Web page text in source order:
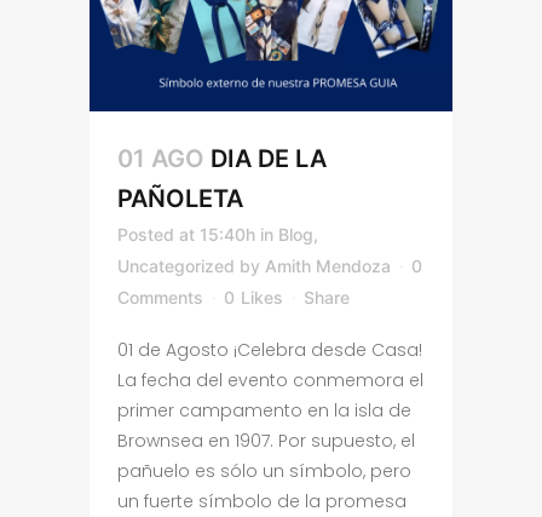
01 AGO DIA DE LA
PAÑOLETA
Posted at 15:40h in Blog
Uncategorized by Amith Mendoza
0
Comments
0 Likes Share
01 de Agosto ¡Celebra desde Casa!
La fecha del evento conmemora el
primer campamento en la isla de
Brownsea en 1907. Por supuesto, el
pañuelo es sólo un símbolo, pero
un fuerte símbolo de la promesa